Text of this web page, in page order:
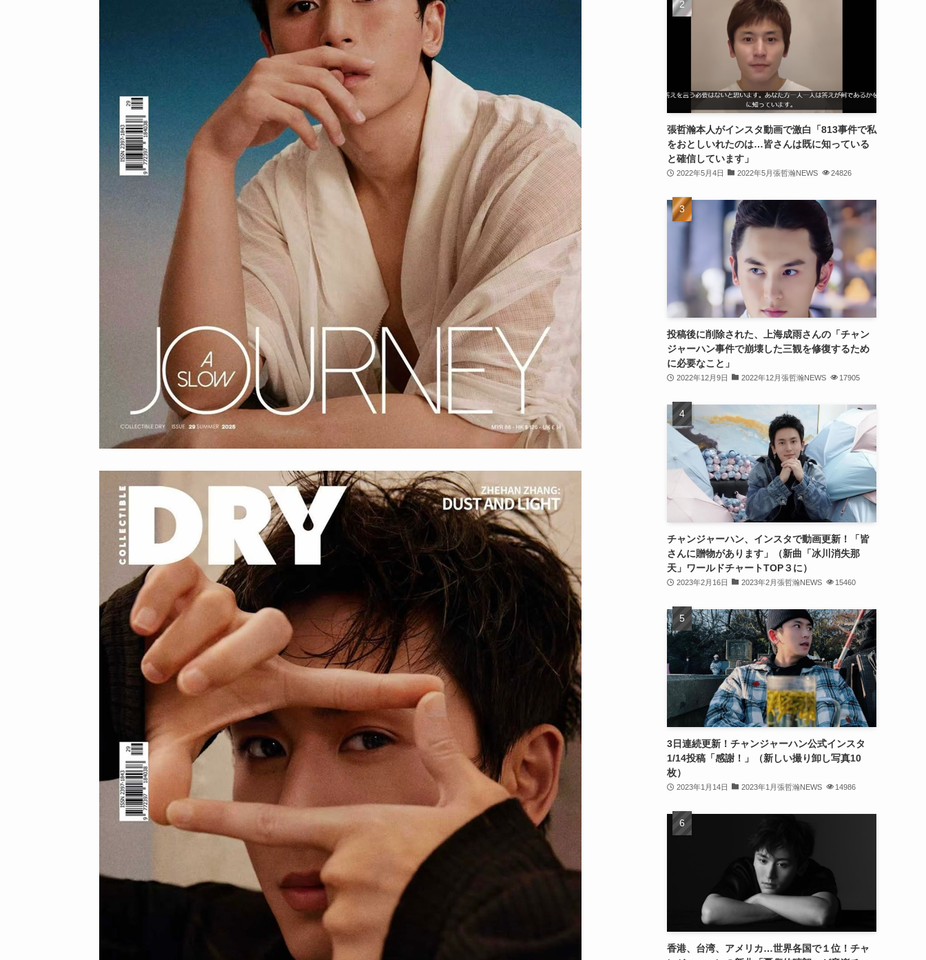
(29)
(30)
(32)
(31)
(32)
(32)
(29)
(31)
(31)
(31)
(32)
(30)
(32)
(31)
(28)
(32)
(31)
(30)
(32)
(30)
(32)
(32)
(26)
(23)
(13)
(8)
張哲瀚本人がインスタ動画で激白「813事件で私
をおとしいれたのは…皆さんは既に知っている
と確信しています」
2022年5月4日 2022年5月張哲瀚NEWS 24826
投稿後に削除された、上海成雨さんの「チャン
ジャーハン事件で崩壊した三観を修復するため
に必要なこと」
2022年12月9日 2022年12月張哲瀚NEWS 17905
チャンジャーハン、インスタで動画更新！「皆
さんに贈物があります」（新曲「冰川消失那
天」ワールドチャートTOP３に）
2023年2月16日 2023年2月張哲瀚NEWS 15460
3日連続更新！チャンジャーハン公式インスタ
1/14投稿「感謝！」（新しい撮り卸し写真10
枚）
2023年1月14日 2023年1月張哲瀚NEWS 14986
香港、台湾、アメリカ…世界各国で１位！チャ